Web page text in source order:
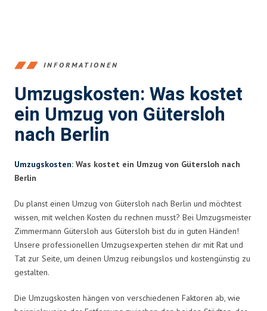
INFORMATIONEN
Umzugskosten: Was kostet
ein Umzug von Gütersloh
nach Berlin
Umzugskosten: Was kostet ein Umzug von Gütersloh nach
Berlin
Du planst einen Umzug von Gütersloh nach Berlin und möchtest
wissen, mit welchen Kosten du rechnen musst? Bei Umzugsmeister
Zimmermann Gütersloh aus Gütersloh bist du in guten Händen!
Unsere professionellen Umzugsexperten stehen dir mit Rat und
Tat zur Seite, um deinen Umzug reibungslos und kostengünstig zu
gestalten.
Die Umzugskosten hängen von verschiedenen Faktoren ab, wie